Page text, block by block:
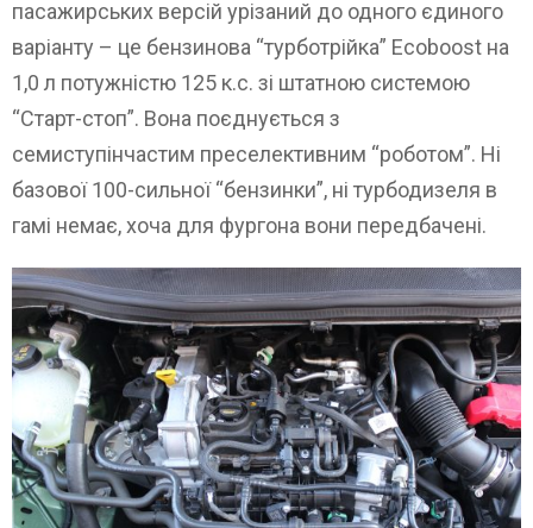
пасажирських версій урізаний до одного єдиного
варіанту – це бензинова “турботрійка” Ecoboost на
1,0 л потужністю 125 к.с. зі штатною системою
“Старт-стоп”. Вона поєднується з
семиступінчастим преселективним “роботом”. Ні
базової 100-сильної “бензинки”, ні турбодизеля в
гамі немає, хоча для фургона вони передбачені.